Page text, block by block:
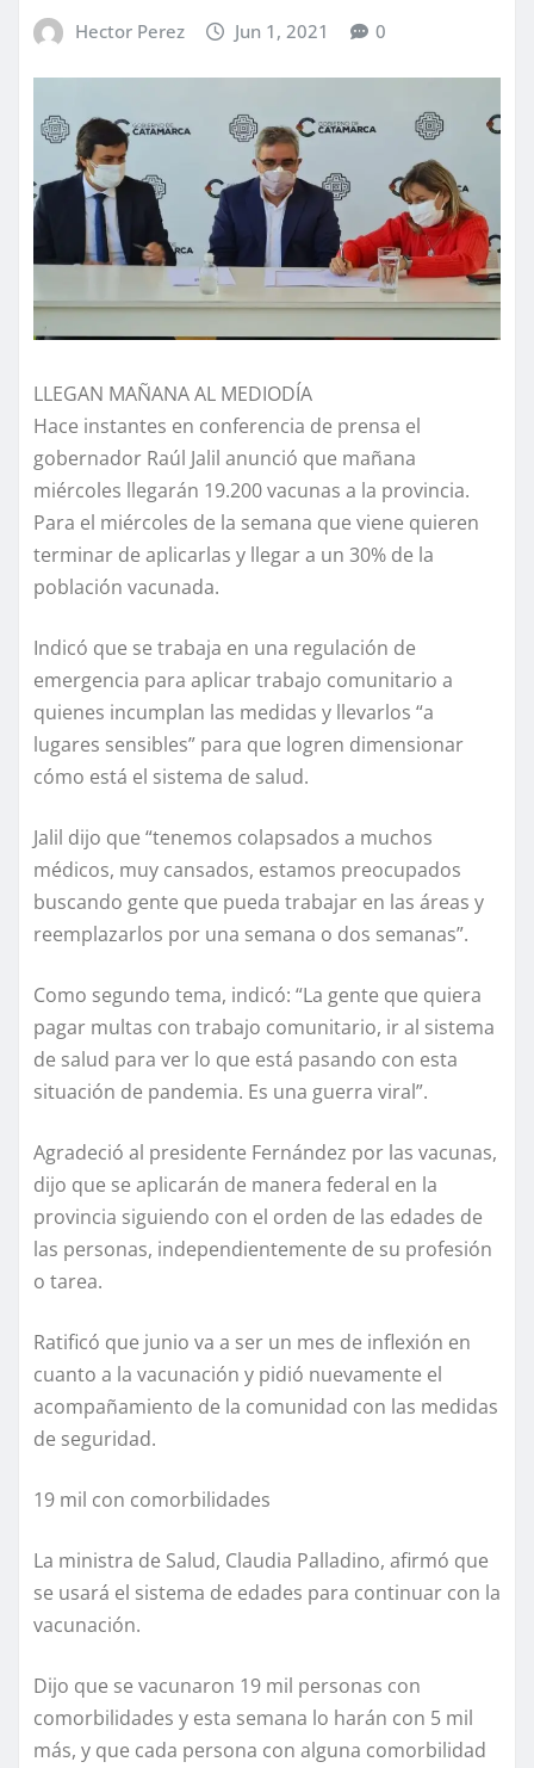
Hector Perez Jun 1, 2021 0
LLEGAN MAÑANA AL MEDIODÍA
Hace instantes en conferencia de prensa el
gobernador Raúl Jalil anunció que mañana
miércoles llegarán 19.200 vacunas a la provincia.
Para el miércoles de la semana que viene quieren
terminar de aplicarlas y llegar a un 30% de la
población vacunada.
Indicó que se trabaja en una regulación de
emergencia para aplicar trabajo comunitario a
quienes incumplan las medidas y llevarlos “a
lugares sensibles” para que logren dimensionar
cómo está el sistema de salud.
Jalil dijo que “tenemos colapsados a muchos
médicos, muy cansados, estamos preocupados
buscando gente que pueda trabajar en las áreas y
reemplazarlos por una semana o dos semanas”.
Como segundo tema, indicó: “La gente que quiera
pagar multas con trabajo comunitario, ir al sistema
de salud para ver lo que está pasando con esta
situación de pandemia. Es una guerra viral”.
Agradeció al presidente Fernández por las vacunas,
dijo que se aplicarán de manera federal en la
provincia siguiendo con el orden de las edades de
las personas, independientemente de su profesión
o tarea.
Ratificó que junio va a ser un mes de inflexión en
cuanto a la vacunación y pidió nuevamente el
acompañamiento de la comunidad con las medidas
de seguridad.
19 mil con comorbilidades
La ministra de Salud, Claudia Palladino, afirmó que
se usará el sistema de edades para continuar con la
vacunación.
Dijo que se vacunaron 19 mil personas con
comorbilidades y esta semana lo harán con 5 mil
más, y que cada persona con alguna comorbilidad